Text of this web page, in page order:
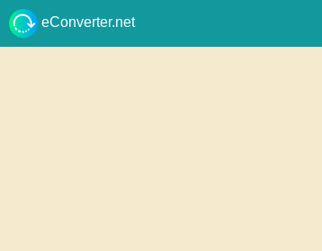
eConverter.net